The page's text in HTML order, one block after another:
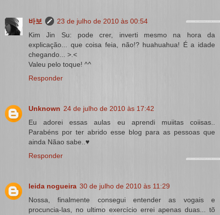
바보
23 de julho de 2010 às 00:54
Kim Jin Su: pode crer, inverti mesmo na hora da
explicação... que coisa feia, não!? huahuahua! É a idade
chegando... >.<
Valeu pelo toque! ^^
Responder
Unknown 24 de julho de 2010 às 17:42
Eu adorei essas aulas eu aprendi muiitas coiisas..
Parabéns por ter abrido esse blog para as pessoas que
ainda Nãao sabe..♥
Responder
leida nogueira 30 de julho de 2010 às 11:29
Nossa, finalmente consegui entender as vogais e
procuncia-las, no ultimo exercício errei apenas duas... tõ